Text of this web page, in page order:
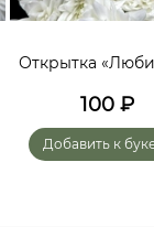
Открытка
100₽
Добавить к